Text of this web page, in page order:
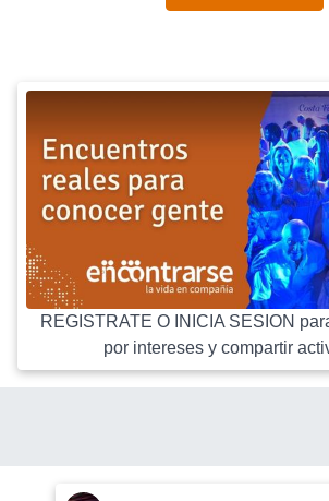
REGISTRATE O INICIA SESION
por intereses y compartir